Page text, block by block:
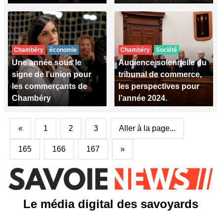
Chambéry économie
Une année sous le
signe de l’union pour
les commerçants de
Chambéry
Chambéry Société
Audience solennelle du
tribunal de commerce,
les perspectives pour
l’année 2024.
« 1 2 3 Aller à la page...
165 166 167 »
Le média digital des savoyards